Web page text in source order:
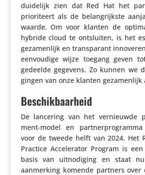
duidelijk zien dat Red Hat het
prio­ri­teert als de belang­rijkste
waarde. Om voor klanten de
hybride cloud te ontsluiten, is het
geza­men­lijk en trans­pa­rant
eenvou­dige wijze toegang geven
gedeelde gegevens. Zo kunnen we
gingen van onze klanten geza­men­lijk
Beschikbaarheid
De lancering van het vernieuwde
ment-model en
voor de tweede helft van 2024. Het
Practice Acce­le­rator Program is
basis van uitno­di­ging en staat
aanmer­king komende partners over